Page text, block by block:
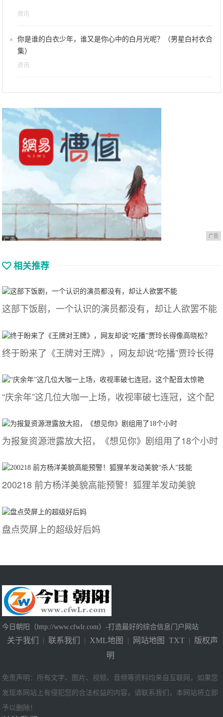
资讯
你是谁的白衣少年，谁又是你心中的白月光呢？（男星白衬衣合
集）
资讯
广告
相关推荐
这部下饭剧，一个认识的演员都没有，却让人欲罢不能
终于盼来了《王牌对王牌》，网友却说“吃播”贾玲长得
“庆余年”这几位大咖一上场，收视率破七连冠，这个配
为报复资源泄露放大招，《想见你》剧组用了18个小时
200218 前方杨洋美貌高能预警！狐狸羊发动美貌
盘点荧屏上的超级好后妈
今日朝阳（http://www.cfwlr.com）-打造最好的综合信息门户网站
关于我们 | 联系我们 | XML地图 | 网站地图 TXT | 版权声
明
免责声明：所有文字、图片、视频、音频等资料均来自互联网，如果您
发现本网站上有侵犯您的合法权益的内容，请联系我们，本网站将立即
予以删除！